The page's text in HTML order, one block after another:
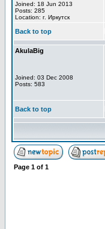
Joined: 18 Jun 2013
Posts: 285
Location: г. Иркутск
Back to top
AkulaBig
Joined: 03 Dec 2008
Posts: 583
Back to top
Page 1 of 1